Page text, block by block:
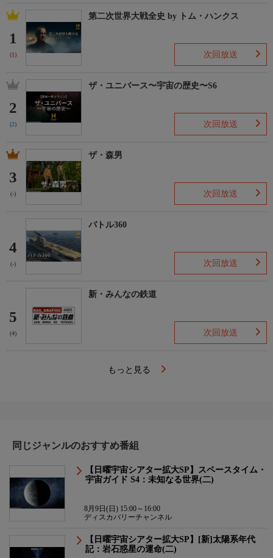
1
(1)
第二次世界大戦全史 by トム・ハンクス
次回放送
2
(2)
ザ・ユニバース〜宇宙の歴史〜S6
次回放送
3
(-)
ザ・森男
次回放送
4
(-)
バトル360
次回放送
5
(4)
新・みんなの鉄道
次回放送
もっと見る
同じジャンルのおすすめ番組
【日曜宇宙シアター拡大SP】スペースタイム・
宇宙ガイド S4：未知なる世界(二)
8月9日(日) 15:00～16:00
ディスカバリーチャンネル
【日曜宇宙シアター拡大SP】[新]太陽系年代
記：岩石惑星の運命(二)